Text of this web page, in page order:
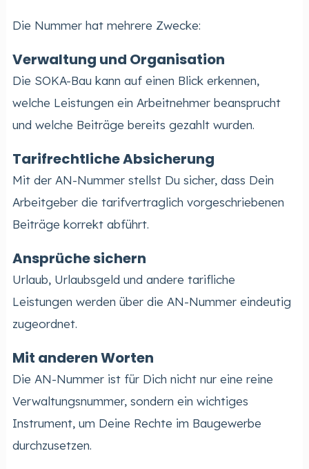
Die Nummer hat mehrere Zwecke:
Verwaltung und Organisation
Die SOKA-Bau kann auf einen Blick erkennen,
welche Leistungen ein Arbeitnehmer beansprucht
und welche Beiträge bereits gezahlt wurden.
Tarifrechtliche Absicherung
Mit der AN-Nummer stellst Du sicher, dass Dein
Arbeitgeber die tarifvertraglich vorgeschriebenen
Beiträge korrekt abführt.
Ansprüche sichern
Urlaub, Urlaubsgeld und andere tarifliche
Leistungen werden über die AN-Nummer eindeutig
zugeordnet.
Mit anderen Worten
Die AN-Nummer ist für Dich nicht nur eine reine
Verwaltungsnummer, sondern ein wichtiges
Instrument, um Deine Rechte im Baugewerbe
durchzusetzen.